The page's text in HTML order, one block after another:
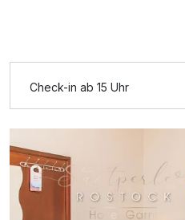
Check-in ab 15 Uhr